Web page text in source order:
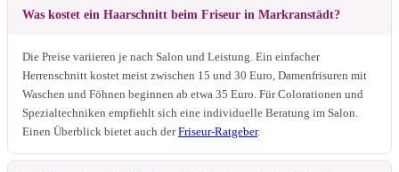
Was kostet ein Haarschnitt beim Friseur in Markranstädt?
Die Preise variieren je nach Salon und Leistung. Ein einfacher
Herrenschnitt kostet meist zwischen 15 und 30 Euro, Damenfrisuren mit
Waschen und Föhnen beginnen ab etwa 35 Euro. Für Colorationen und
Spezialtechniken empfiehlt sich eine individuelle Beratung im Salon.
Einen Überblick bietet auch derFriseur-Ratgeber.